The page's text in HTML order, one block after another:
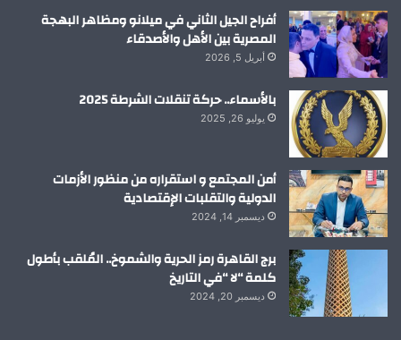
أفراح الجيل الثاني في ميلانو ومظاهر البهجة
المصرية بين الأهل والأصدقاء
أبريل 5, 2026
بالأسماء.. حركة تنقلات الشرطة 2025
يوليو 26, 2025
أمن المجتمع و استقراره من منظور الأزمات
الدولية والتقلبات الإقتصادية
ديسمبر 14, 2024
برج القاهرة رمز الحرية والشموخ.. المُلقب بأطول
كلمة “لا “في التاريخ
ديسمبر 20, 2024